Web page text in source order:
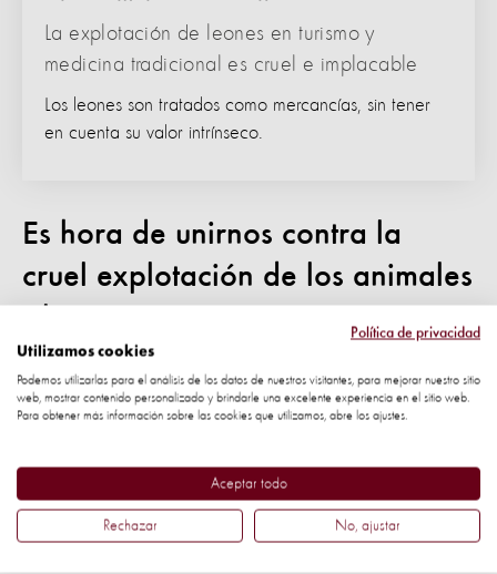
La explotación de leones en turismo y
medicina tradicional es cruel e implacable
Los leones son tratados como mercancías, sin tener
en cuenta su valor intrínseco.
Es hora de unirnos contra la
cruel explotación de los animales
World Animal Protection aboga por soluciones integrales
que aborden los problemas fundamentales de la cría
intentar regular o mejorar las condiciones, enfatizamos la
necesidad de eliminar por completo esta industria.
Política de privacidad
Utilizamos cookies
Podemos utilizarlas para el análisis de los datos de nuestros visitantes, para mejorar nuestro sitio
web, mostrar contenido personalizado y brindarle una excelente experiencia en el sitio web.
Para obtener más información sobre las cookies que utilizamos, abre los ajustes.
Aceptar todo
Rechazar No, ajustar